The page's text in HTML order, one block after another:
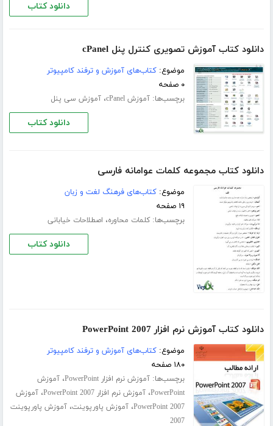
دانلود کتاب
دانلود کتاب آموزش تصویری کنترل پنل cPanel
موضوع:کتاب‌های آموزش و ترفند کامپیوتر
۰ صفحه
برچسب‌ها:آموزش cPanel ،آموزش سی پنل
دانلود کتاب
دانلود کتاب مجموعه کلمات عوامانه فارسی
موضوع:کتاب‌های فرهنگ لغت و زبان
۱۹ صفحه
برچسب‌ها:کلمات محاوره، اصطلاحات خیابانی
دانلود کتاب
دانلود کتاب آموزش نرم افزار PowerPoint 2007
موضوع:کتاب‌های آموزش و ترفند کامپیوتر
۱۸۰ صفحه
برچسب‌ها:آموزش نرم افزار PowerPoint ،آموزش
PowerPoint،آموزش نرم افزار PowerPoint 2007 ،آموزش
PowerPoint 2007،آموزش پاورپوینت،آموزش پاورپوینت
2007